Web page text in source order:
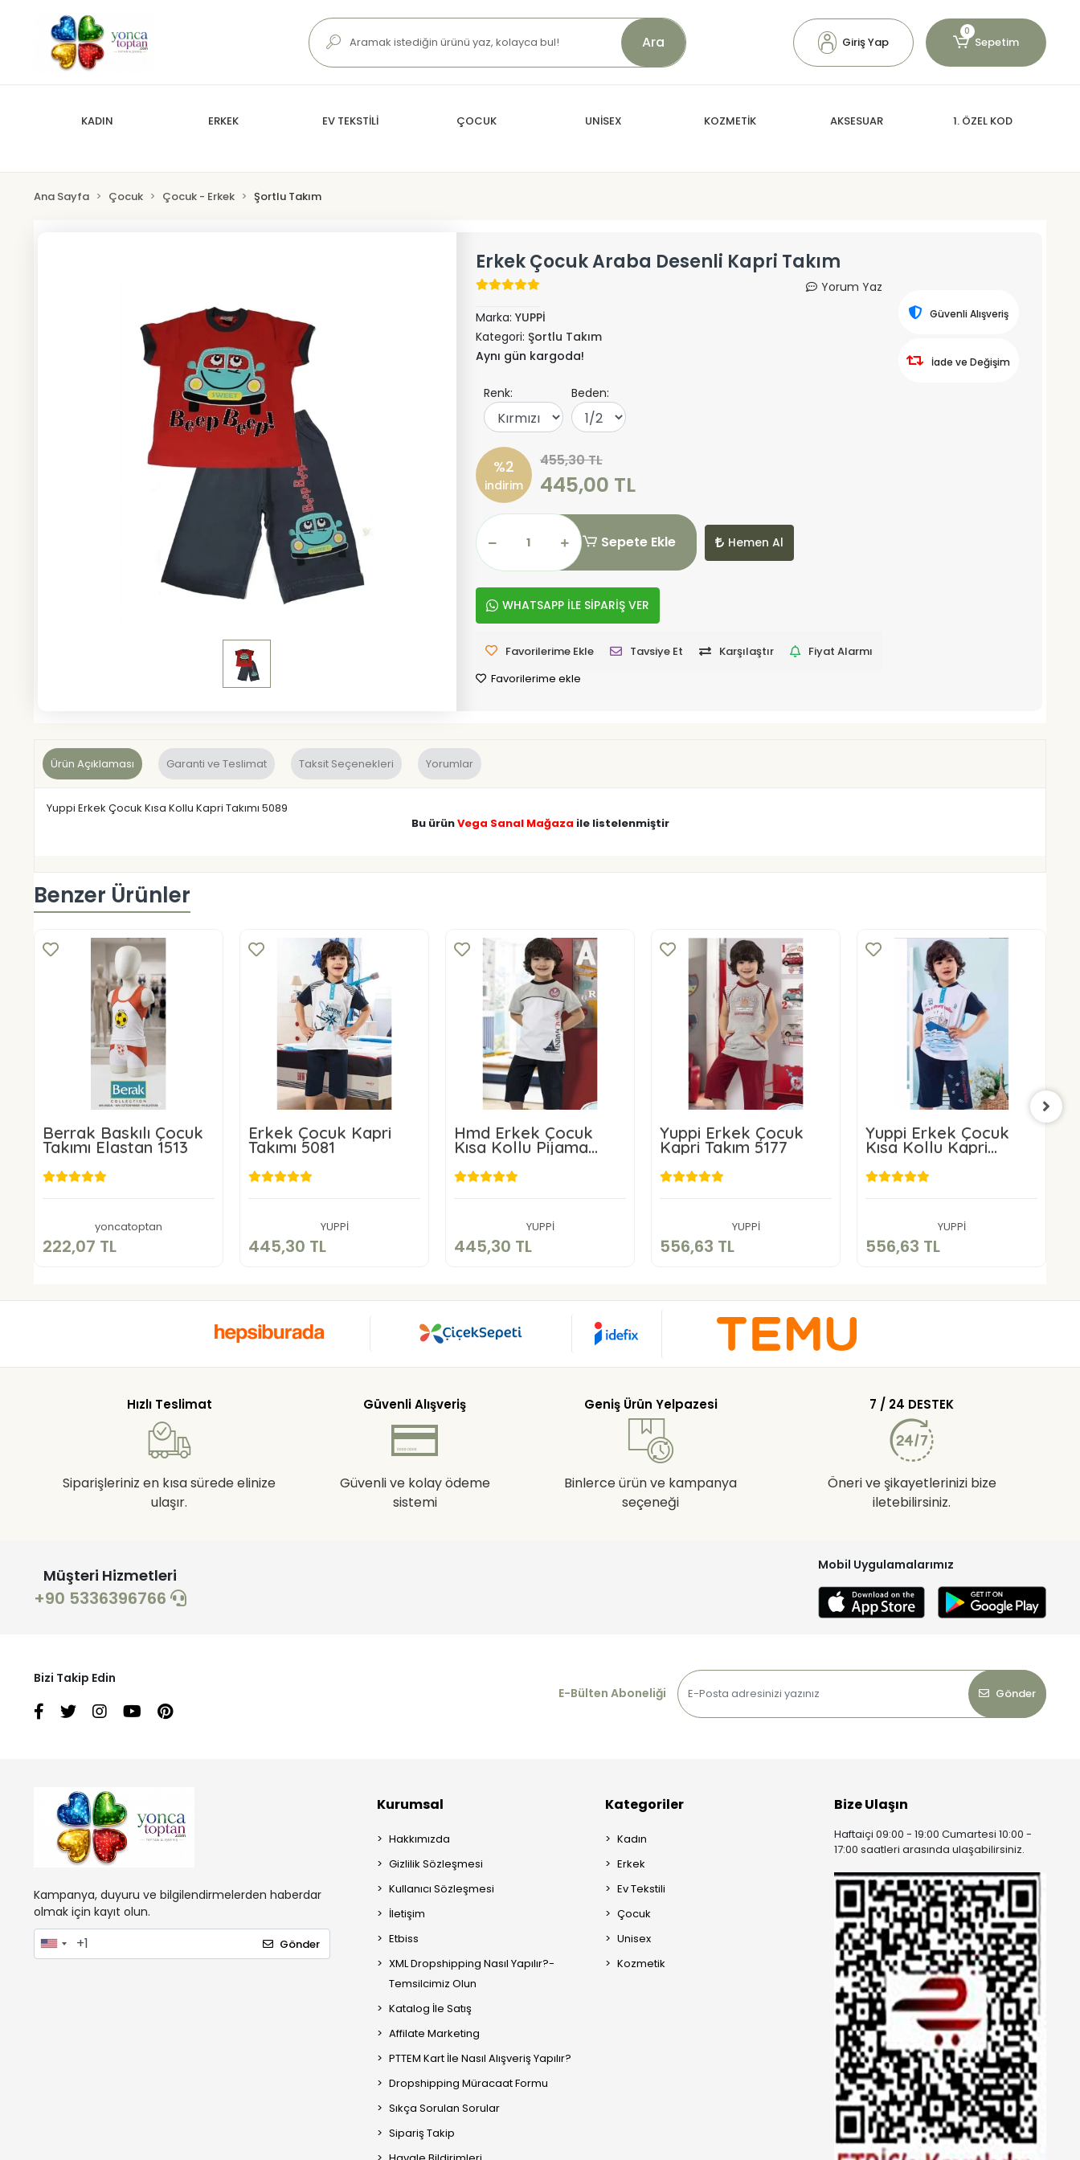
Ara Giriş Yap
0
Sepetim
KADIN ERKEK EV TEKSTİLİ ÇOCUK UNİSEX KOZMETİK AKSESUAR 1. ÖZEL KOD
Ana Sayfa Çocuk Çocuk - Erkek Şortlu Takım
Erkek Çocuk Araba Desenli Kapri Takım
Yorum Yaz
Marka: YUPPİ
Kategori: Şortlu Takım
Aynı gün kargoda!
Renk: Beden:
%2
indirim
455,30 TL
445,00 TL
Sepete Ekle Hemen Al
WHATSAPP İLE SİPARİŞ VER
Favorilerime Ekle Tavsiye Et Karşılaştır
Fiyat Alarmı
Favorilerime ekle
Güvenli Alışveriş
İade ve Değişim
Ürün Açıklaması Garanti ve Teslimat Taksit Seçenekleri Yorumlar
Yuppi Erkek Çocuk Kısa Kollu Kapri Takımı 5089
Bu ürünVega Sanal Mağaza ile listelenmiştir
Benzer Ürünler
Berrak Baskılı Çocuk
Takımı Elastan 1513
yoncatoptan
222,07 TL
Sepete Ekle
Erkek Çocuk Kapri
Takımı 5081
YUPPİ
445,30 TL
Sepete Ekle
Hmd Erkek Çocuk
Kısa Kollu Pijama
YUPPİ
445,30 TL
Sepete Ekle
Yuppi Erkek Çocuk
Kapri Takım 5177
YUPPİ
556,63 TL
Sepete Ekle
Yuppi Erkek Çocuk
Kısa Kollu Kapri
YUPPİ
556,63 TL
Sepete Ekle
Hızlı Teslimat
Siparişleriniz en kısa sürede elinize
ulaşır.
Güvenli Alışveriş
Güvenli ve kolay ödeme
sistemi
Geniş Ürün Yelpazesi
Binlerce ürün ve kampanya
seçeneği
7 / 24 DESTEK
Öneri ve şikayetlerinizi bize
iletebilirsiniz.
Müşteri Hizmetleri
+90 5336396766
Mobil Uygulamalarımız
Bizi Takip Edin
E-Bülten Aboneliği
Gönder
Kampanya, duyuru ve bilgilendirmelerden haberdar
olmak için kayıt olun.
Gönder
Kurumsal
Hakkımızda
Gizlilik Sözleşmesi
Kullanıcı Sözleşmesi
İletişim
Etbiss
XML Dropshipping Nasıl Yapılır?-
Temsilcimiz Olun
Katalog İle Satış
Affilate Marketing
PTTEM Kart İle Nasıl Alışveriş Yapılır?
Dropshipping Müracaat Formu
Sıkça Sorulan Sorular
Sipariş Takip
Kategoriler
Kadın
Erkek
Ev Tekstili
Çocuk
Unisex
Kozmetik
Bize Ulaşın
Haftaiçi 09:00 - 19:00 Cumartesi 10:00 -
17:00 saatleri arasında ulaşabilirsiniz.